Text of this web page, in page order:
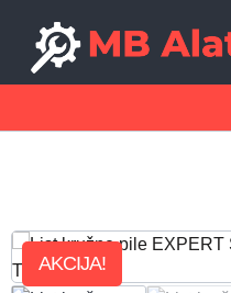
AKCIJA!